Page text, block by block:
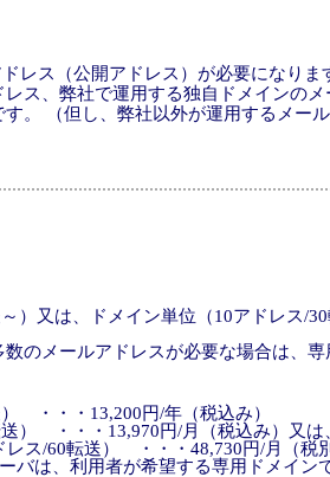
レス（公開アドレス）が必要になりま
ス、弊社で運用する独自ドメインの
。 （但し、弊社以外が運用するメー
）又は、ドメイン単位（10アドレス/
のメールアドレスが必要な場合は、
・・・13,200円/年（税込み）
） ・・・13,970円/月（税込み）又は
ス/60転送） ・・・48,730円/月（税
は、利用者が希望する専用ドメイン